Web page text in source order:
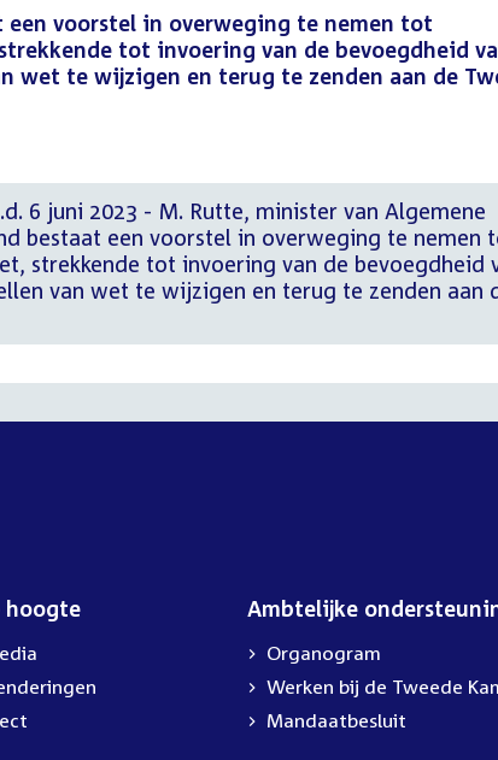
voorstel in overweging te nemen tot
tot invoering van de bevoegdheid
wet te wijzigen en terug te zenden aan de
6 juni 2023 - M. Rutte, minister van Algemene
bestaat een voorstel in overweging te nemen
strekkende tot invoering van de bevoegdheid
van wet te wijzigen en terug te zenden aan
hoogte Ambtelijke
Organogram
Werken bij de Tweede
Mandaatbesluit